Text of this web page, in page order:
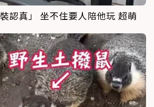
認真」 坐不住要人陪他玩 超萌